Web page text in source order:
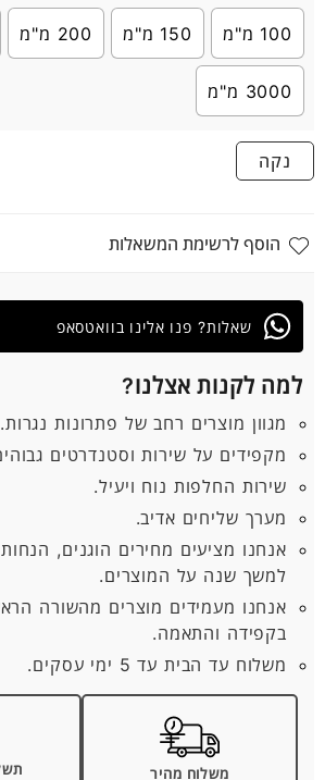
100 מ"מ 150 מ"מ 200 מ"מ
3000 מ"מ
נקה
הוסף לרשימת המשאלות
למה לקנות אצלנו?
מגוון מוצרים רחב של פתרונות נגרות.
מקפידים על שירות וסטנדרטים
שירות החלפות נוח ויעיל.
מערך שליחים אדיב.
אנחנו מציעים מחירים הוגנים,
למשך שנה על המוצרים.
אנחנו מעמידים מוצרים מהשורה
בקפידה והתאמה.
משלוח עד הבית עד 5 ימי עסקים.
משלוח מהיר
שאלות? פנו אלינו בוואטסאפ